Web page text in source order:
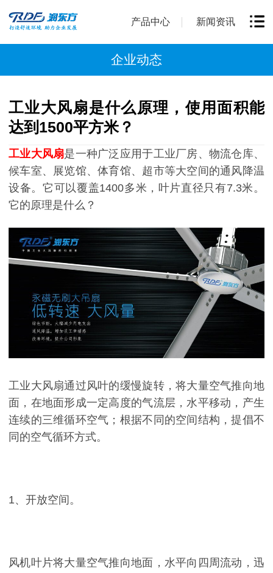
产品中心 新闻资讯
企业动态
工业大风扇是什么原理，使用面积能
达到1500平方米？
工业大风扇是一种广泛应用于工业厂房、物流仓库、
候车室、展览馆、体育馆、超市等大空间的通风降温
设备。它可以覆盖1400多米，叶片直径只有7.3米。
它的原理是什么？
工业大风扇通过风叶的缓慢旋转，将大量空气推向地
面，在地面形成一定高度的气流层，水平移动，产生
连续的三维循环空气；根据不同的空间结构，提倡不
同的空气循环方式。
1、开放空间。
风机叶片将大量空气推向地面，水平向四周流动，迅